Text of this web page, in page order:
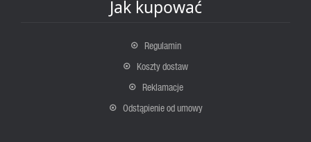
Jak kupować
Regulamin
Koszty dostaw
Reklamacje
Odstąpienie od umowy